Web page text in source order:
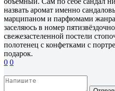
назвать аромат именно
марципаном и парфюмами жанра
заселяюсь в номер
свежезастеленной постели
полотенец с конфетками с
подарок.
0 0